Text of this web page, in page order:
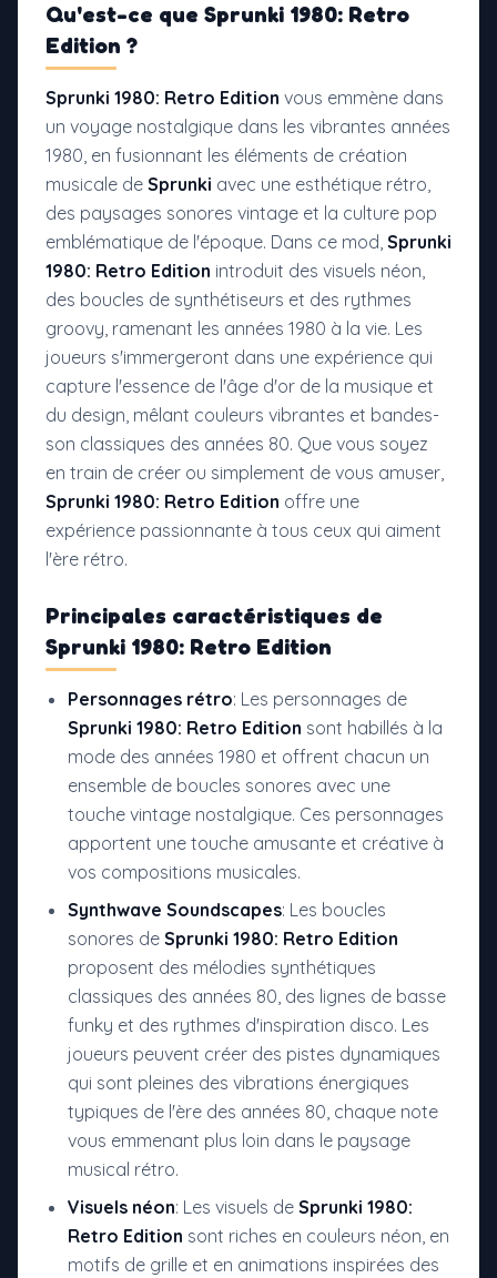
Qu'est-ce que Sprunki 1980: Retro
Edition ?
Sprunki 1980: Retro Edition vous emmène dans
un voyage nostalgique dans les vibrantes années
1980, en fusionnant les éléments de création
musicale de Sprunki avec une esthétique rétro,
des paysages sonores vintage et la culture pop
emblématique de l'époque. Dans ce mod, Sprunki
1980: Retro Edition introduit des visuels néon,
des boucles de synthétiseurs et des rythmes
groovy, ramenant les années 1980 à la vie. Les
joueurs s'immergeront dans une expérience qui
capture l'essence de l'âge d'or de la musique et
du design, mêlant couleurs vibrantes et bandes-
son classiques des années 80. Que vous soyez
en train de créer ou simplement de vous amuser,
Sprunki 1980: Retro Edition offre une
expérience passionnante à tous ceux qui aiment
l'ère rétro.
Principales caractéristiques de
Sprunki 1980: Retro Edition
Personnages rétro: Les personnages de
Sprunki 1980: Retro Edition sont habillés à la
mode des années 1980 et offrent chacun un
ensemble de boucles sonores avec une
touche vintage nostalgique. Ces personnages
apportent une touche amusante et créative à
vos compositions musicales.
Synthwave Soundscapes: Les boucles
sonores de Sprunki 1980: Retro Edition
proposent des mélodies synthétiques
classiques des années 80, des lignes de basse
funky et des rythmes d'inspiration disco. Les
joueurs peuvent créer des pistes dynamiques
qui sont pleines des vibrations énergiques
typiques de l'ère des années 80, chaque note
vous emmenant plus loin dans le paysage
musical rétro.
Visuels néon: Les visuels de Sprunki 1980:
Retro Edition sont riches en couleurs néon, en
motifs de grille et en animations inspirées des